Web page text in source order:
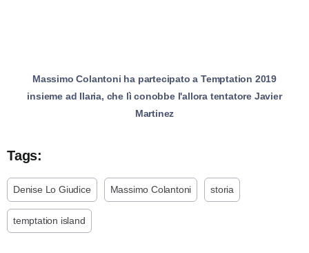
Massimo Colantoni ha partecipato a Temptation 2019
insieme ad Ilaria, che lì conobbe l'allora tentatore Javier
Martinez
Tags:
Denise Lo Giudice Massimo Colantoni storia
temptation island